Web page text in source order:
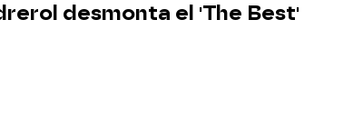
desmonta el 'The Best'